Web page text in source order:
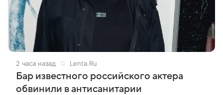
2 часа назад Lenta.Ru
Бар известного российского актера
обвинили в антисанитарии